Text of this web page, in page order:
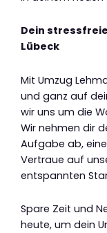
Dein
Lübeck
Mit Umzug
und ganz auf
wir uns um die
Wir nehmen dir
Aufgabe ab,
Vertraue auf
entspannten
Spare Zeit und
heute, um dein